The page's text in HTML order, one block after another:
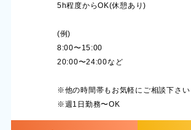
5h程度からOK(休憩あり)
(例)
8:00〜15:00
20:00〜24:00など
※他の時間帯もお気軽にご相談下さい
※週1日勤務〜OK